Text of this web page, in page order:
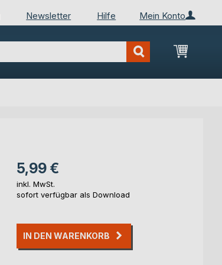
Mein Konto
Newsletter Hilfe
Mein
5,99 €
inkl. MwSt.
sofort verfügbar als Download
IN DEN WARENKORB